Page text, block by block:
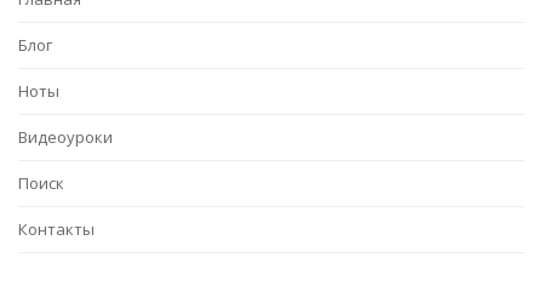
Блог
Ноты
Видеоуроки
Поиск
Контакты